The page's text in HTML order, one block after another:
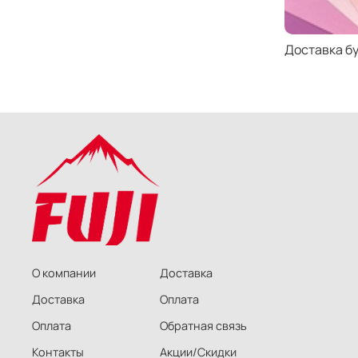
Доставка
О компании
Доставка
Оплата
Контакты
Доставка
Оплата
Обратная связь
Акции/Скидки